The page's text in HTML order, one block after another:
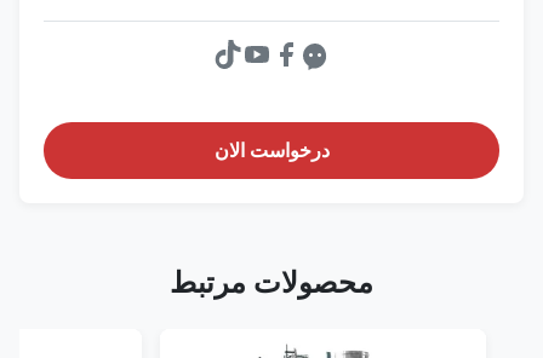
درخواست الان
محصولات مرتبط